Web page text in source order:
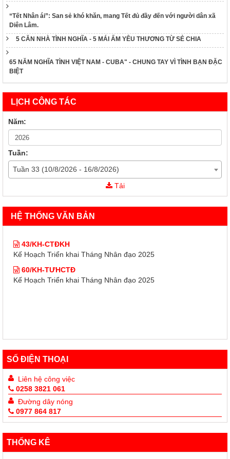
“Tết Nhân ái”: San sẻ khó khăn, mang Tết đủ đầy đến với người dân xã
Diên Lâm.
5 CĂN NHÀ TÌNH NGHĨA - 5 MÁI ẤM YÊU THƯƠNG TỪ SẺ CHIA
65 NĂM NGHĨA TÌNH VIỆT NAM - CUBA" - CHUNG TAY VÌ TÌNH BẠN ĐẶC
BIỆT
LỊCH CÔNG TÁC
Năm:
Tuần:
Tuần 33 (10/8/2026 - 16/8/2026)
Tải
HỆ THỐNG VĂN BẢN
60/KH-TƯHCTĐ
Kế Hoạch Triển khai Tháng Nhân đạo 2025
Kế Hoạch Triển khai Tháng Nhân đạo 2025
Kế Hoạch Triển khai Tháng Nhân đạo 2025
SỐ ĐIỆN THOẠI
Liên hệ công việc
0258 3821 061
Đường dây nóng
0977 864 817
THỐNG KÊ